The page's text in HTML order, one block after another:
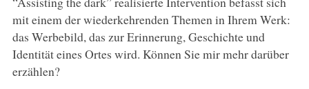
mit einem der wiederkehrenden Themen in Ihrem Werk:
das Werbebild, das zur Erinnerung, Geschichte und
Identität eines Ortes wird. Können Sie mir mehr darüber
erzählen?